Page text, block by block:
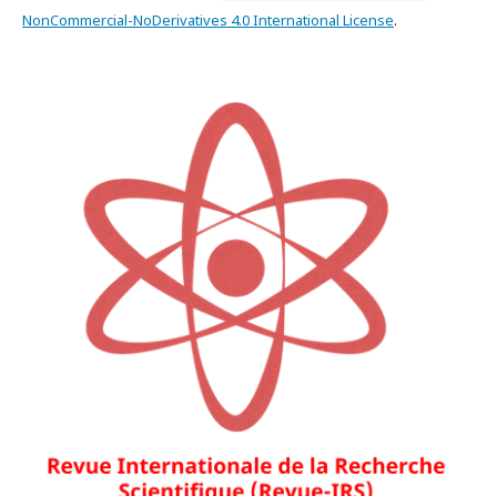
NonCommercial-NoDerivatives 4.0 International License.